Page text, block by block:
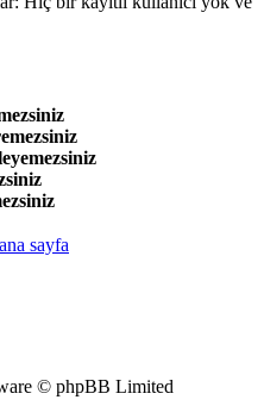
sayfa
© phpBB Limited